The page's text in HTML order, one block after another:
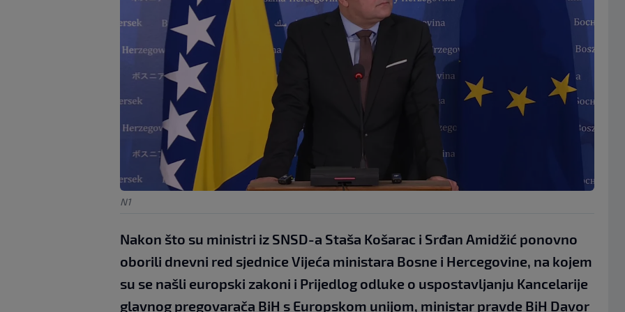
N1
Nakon što su ministri iz SNSD-a Staša Košarac i Srđan Amidžić ponovno
oborili dnevni red sjednice Vijeća ministara Bosne i Hercegovine, na kojem
su se našli europski zakoni i Prijedlog odluke o uspostavljanju Kancelarije
glavnog pregovarača BiH s Europskom unijom, ministar pravde BiH Davor